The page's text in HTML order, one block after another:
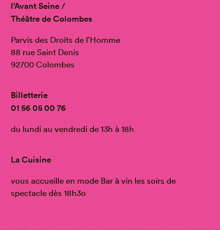
l’Avant Seine /
Théâtre de Colombes
Parvis des Droits de l’Homme
88 rue Saint Denis
92700 Colombes
Billetterie
01 56 05 00 76
du lundi au vendredi de 13h à 18h
La Cuisine
vous accueille en mode Bar à vin les soirs de
spectacle dès 18h3o